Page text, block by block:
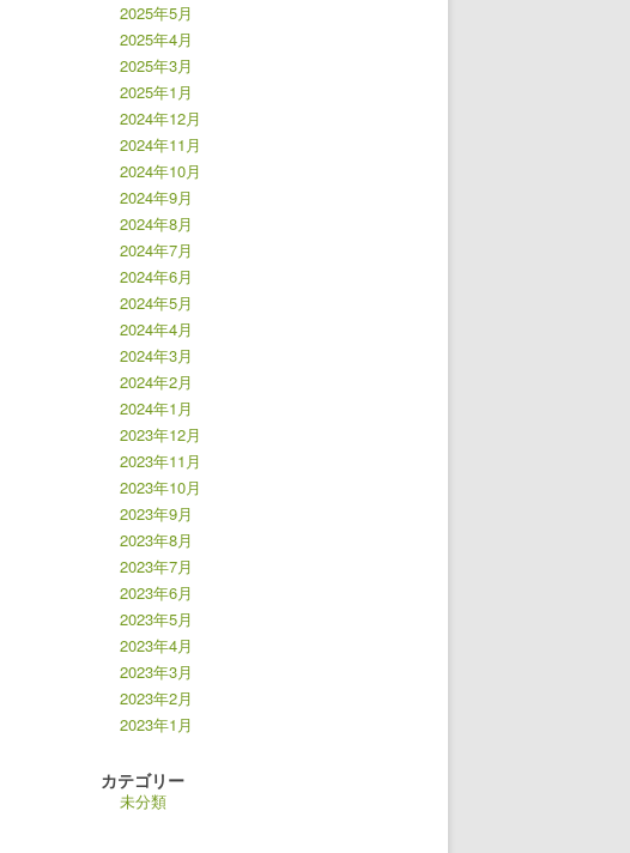
2025年5月
2025年4月
2025年3月
2025年1月
2024年12月
2024年11月
2024年10月
2024年9月
2024年8月
2024年7月
2024年6月
2024年5月
2024年4月
2024年3月
2024年2月
2024年1月
2023年12月
2023年11月
2023年10月
2023年9月
2023年8月
2023年7月
2023年6月
2023年5月
2023年4月
2023年3月
2023年2月
2023年1月
カテゴリー
未分類